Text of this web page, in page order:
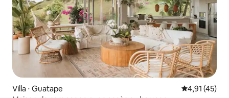
Villa ⋅ Guatape Évaluation
4,91 (45)